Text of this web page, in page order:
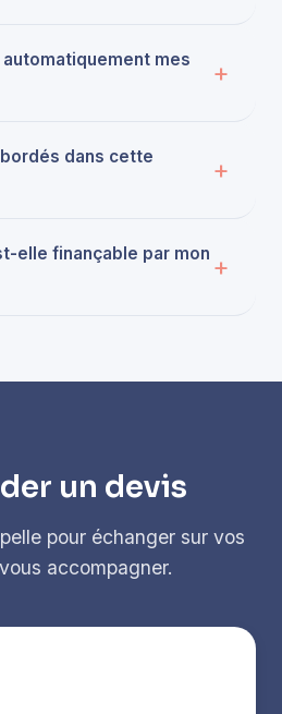
mes
dans cette
elle finançable par mon
un devis
pour échanger sur vos
accompagner.